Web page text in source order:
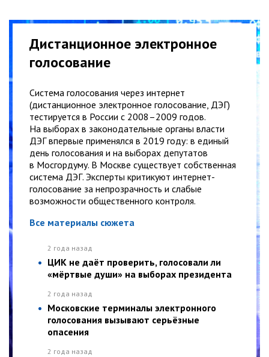
Дистанционное электронное
голосование
Система голосования через интернет
(дистанционное электронное голосование, ДЭГ)
тестируется в России с 2008–2009 годов.
На выборах в законодательные органы власти
ДЭГ впервые применялся в 2019 году: в единый
день голосования и на выборах депутатов
в Мосгордуму. В Москве существует собственная
система ДЭГ. Эксперты критикуют интернет-
голосование за непрозрачность и слабые
возможности общественного контроля.
Все материалы сюжета
2 года назад
ЦИК не даёт проверить, голосовали ли
«мёртвые души» на выборах президента
2 года назад
Московские терминалы электронного
голосования вызывают серьёзные
опасения
2 года назад